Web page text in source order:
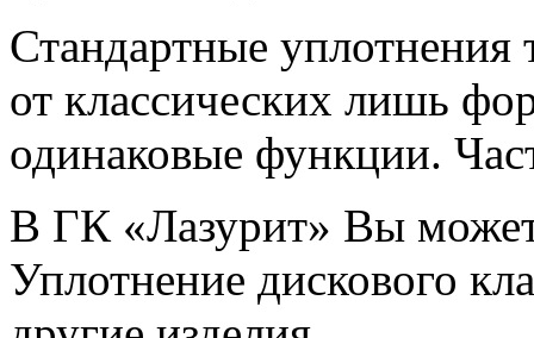
Стандартные
от классических лишь
одинаковые функции.
В ГК «Лазурит» Вы
Уплотнение дискового